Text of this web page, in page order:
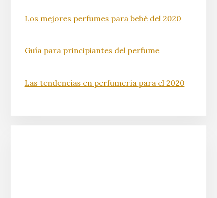
Los mejores perfumes para bebé del 2020
Guía para principiantes del perfume
Las tendencias en perfumería para el 2020